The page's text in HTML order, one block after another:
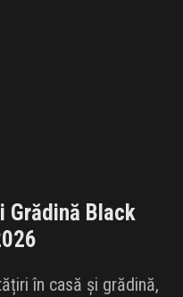
Grădină Black
în casă și grădină,